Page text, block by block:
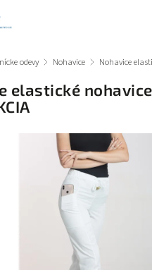
odevy / Nohavice / Nohavice
elastické